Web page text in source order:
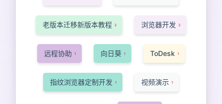
老版本迁移新版本教程 2 浏览器开发 2
远程协助 1 向日葵 1 ToDesk 1
指纹浏览器定制开发 1 视频演示 1